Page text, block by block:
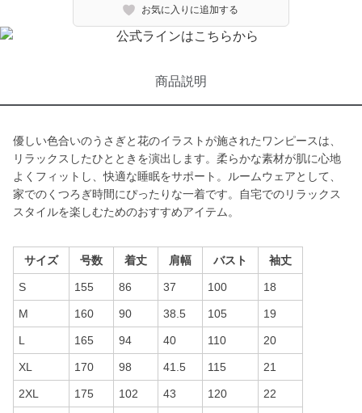
お気に入りに追加する
商品説明
優しい色合いのうさぎと花のイラストが施されたワンピースは、
リラックスしたひとときを演出します。柔らかな素材が肌に心地
よくフィットし、快適な睡眠をサポート。ルームウェアとして、
家でのくつろぎ時間にぴったりな一着です。自宅でのリラックス
スタイルを楽しむためのおすすめアイテム。
サイズ 号数 着丈 肩幅 バスト 袖丈
S 155 86 37 100 18
M 160 90 38.5 105 19
L 165 94 40 110 20
XL 170 98 41.5 115 21
2XL 175 102 43 120 22